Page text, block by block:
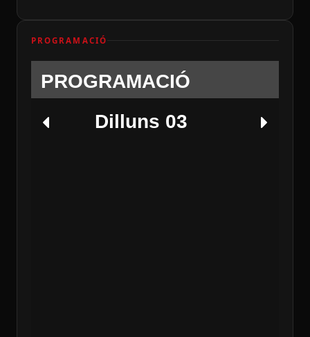
PROGRAMACIÓ
PROGRAMACIÓ
Dilluns 03